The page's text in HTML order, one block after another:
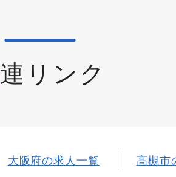
関連リンク
大阪府の求人一覧 高槻市